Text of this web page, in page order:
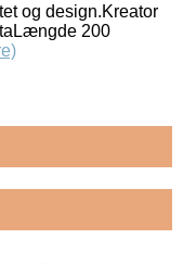
og design.Kreator
200